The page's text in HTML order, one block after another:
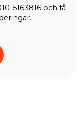
5163816 och få